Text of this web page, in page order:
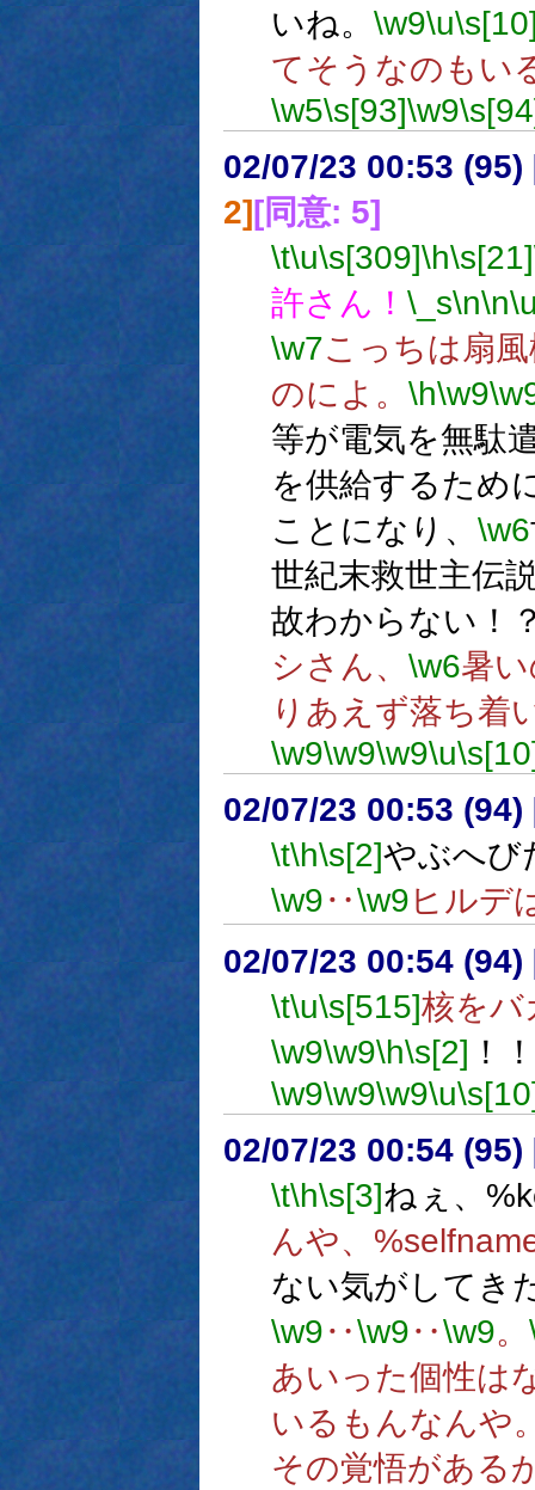
いね。 \w9\u
てそうなのもい
\w5\s[93]\w9
02/07/23 00:53 (95)
2][同意: 5]
\t\u\s[309]\h\s[21]
許さん！ \_s\n\n
\w7こっちは扇
のによ。 \h\w9
等が電気を無駄
を供給するため
ことになり、 \w6
世紀末救世主伝
故わからない！
シさん、 \w6暑
りあえず落ち着
\w9\w9\w9\u
02/07/23 00:53 (94)
\t\h\s[2]やぶへび
\w9‥\w9ヒルデ
02/07/23 00:54 (94)
\t\u\s[515]核をバ
\w9\w9\h\s[2] ！！
\w9\w9\w9\u
02/07/23 00:54 (95)
\t\h\s[3]ねぇ、
んや、
ない気がしてき
\w9‥\w9‥\w9。
あいった個性は
いるもんなんや
その覚悟がある